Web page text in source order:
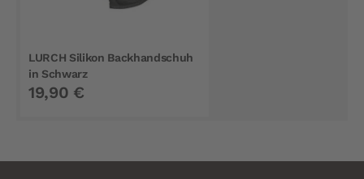
LURCH Silikon Backhandschuh
in Schwarz
19,90 €